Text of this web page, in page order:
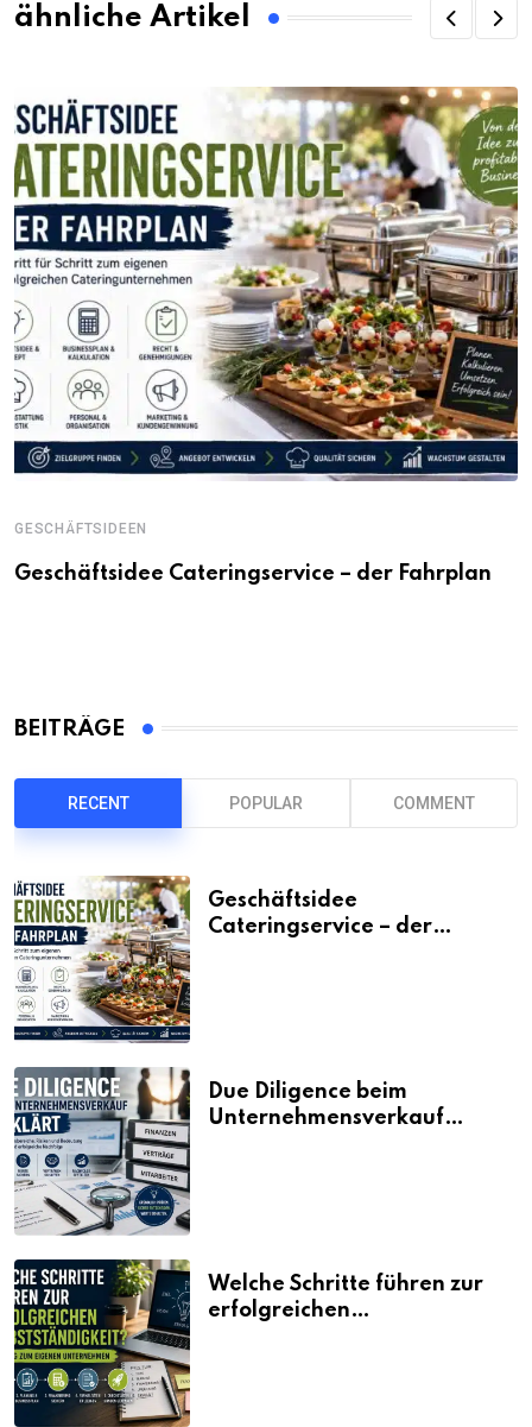
ähnliche Artikel
GESCHÄFTSIDEEN
Geschäftsidee Cateringservice – der Fahrplan
BEITRÄGE
RECENT POPULAR COMMENT
Geschäftsidee
Cateringservice – der
Due Diligence beim
Unternehmensverkauf
Welche Schritte führen zur
erfolgreichen